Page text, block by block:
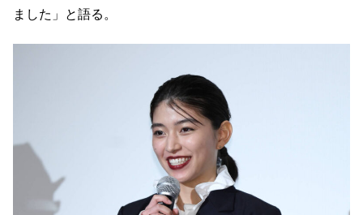
ました」と語る。